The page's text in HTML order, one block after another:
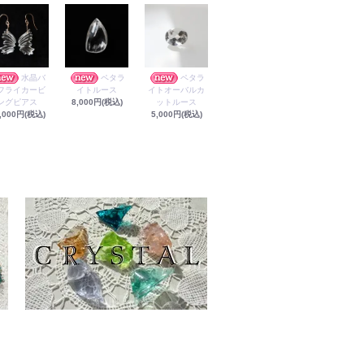
水晶バ
ライカービ
グピアス
円(税込)
ペタラ
イトルース
8,000円(税込)
ペタラ
イトオーバルカ
ットルース
5,000円(税込)